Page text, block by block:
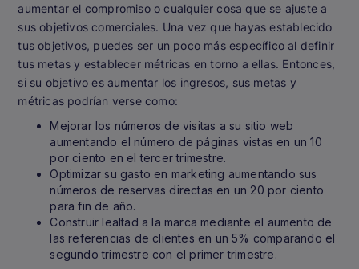
aumentar el compromiso o cualquier cosa que se ajuste a
sus objetivos comerciales. Una vez que hayas establecido
tus objetivos, puedes ser un poco más específico al definir
tus metas y establecer métricas en torno a ellas. Entonces,
si su objetivo es aumentar los ingresos, sus metas y
métricas podrían verse como:
Mejorar los números de visitas a su sitio web
aumentando el número de páginas vistas en un 10
por ciento en el tercer trimestre.
Optimizar su gasto en marketing aumentando sus
números de reservas directas en un 20 por ciento
para fin de año.
Construir lealtad a la marca mediante el aumento de
las referencias de clientes en un 5% comparando el
segundo trimestre con el primer trimestre.